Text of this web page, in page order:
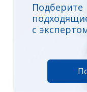
Подберите
с